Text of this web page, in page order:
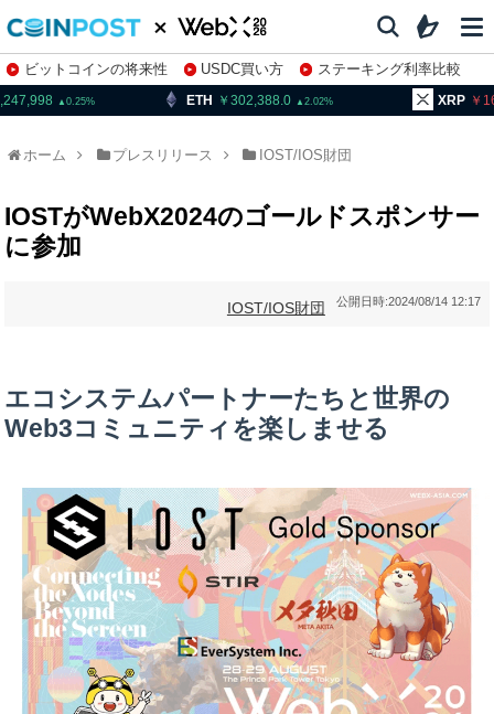
ビットコインの将来性 USDC買い方
ステーキング利率比較
株特集・関連銘柄
0.25 ETH 302,388.0 2.02 XRP
ホーム プレスリリース IOST/IOS財団
IOSTがWebX2024のゴールドスポンサー
に参加
公開日時:2024/08/14 12:17
IOST/IOS財団
エコシステムパートナーたちと世界の
Web3コミュニティを楽しませる